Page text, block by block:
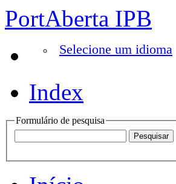
PortAberta IPB
Selecione um idioma
Index
Formulário de pesquisa